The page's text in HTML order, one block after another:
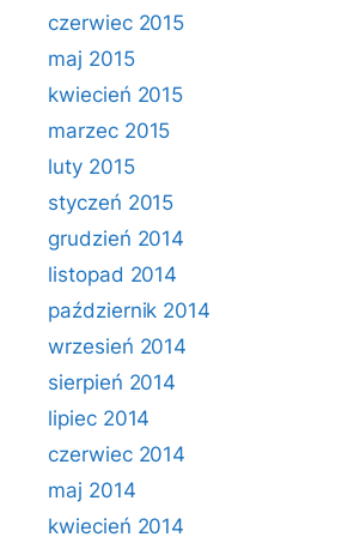
czerwiec 2015
maj 2015
kwiecień 2015
marzec 2015
luty 2015
styczeń 2015
grudzień 2014
listopad 2014
październik 2014
wrzesień 2014
sierpień 2014
lipiec 2014
czerwiec 2014
maj 2014
kwiecień 2014